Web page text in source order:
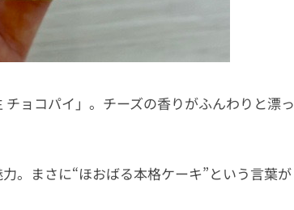
ョコパイ」。チーズの香りがふんわりと漂っ
。まさに“ほおばる本格ケーキ”という言葉が